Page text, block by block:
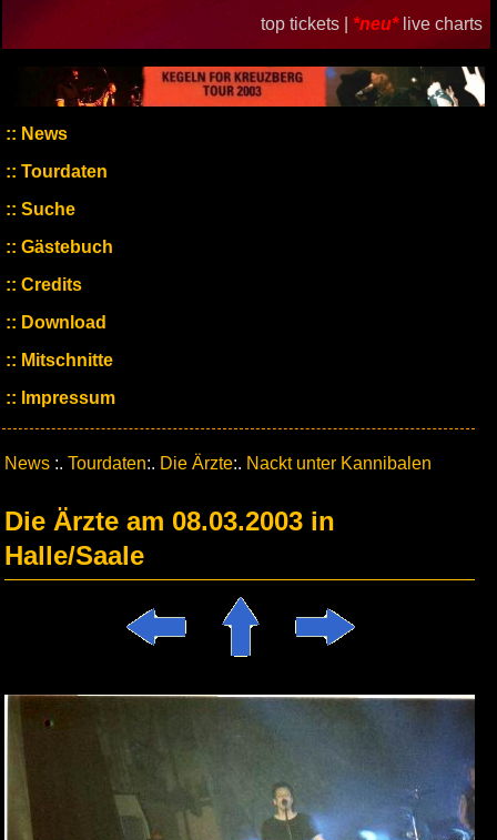
top tickets | *neu* live charts
News
Tourdaten
Suche
Gästebuch
Credits
Download
Mitschnitte
Impressum
News :. Tourdaten:. Die Ärzte:. Nackt unter Kannibalen
Die Ärzte am 08.03.2003 in
Halle/Saale